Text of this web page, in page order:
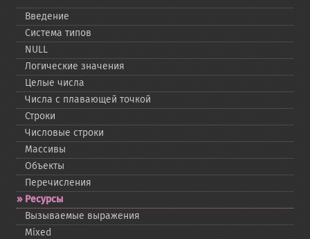
Введение
Система типов
NULL
Логические значения
Целые числа
Числа с плавающей точкой
Строки
Числовые строки
Массивы
Объекты
Перечисления
Ресурсы
Вызываемые выражения
Mixed